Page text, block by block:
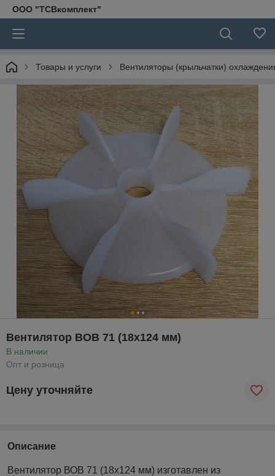
ООО "ТСВкомплект"
Товары и услуги Вентиляторы (крыльчатки)
Вентилятор ВОВ 71 (18х124 мм)
В наличии
Опт и розница
Цену уточняйте
Описание
Вентилятор ВОВ 71 (18х124 мм) изготавлен из